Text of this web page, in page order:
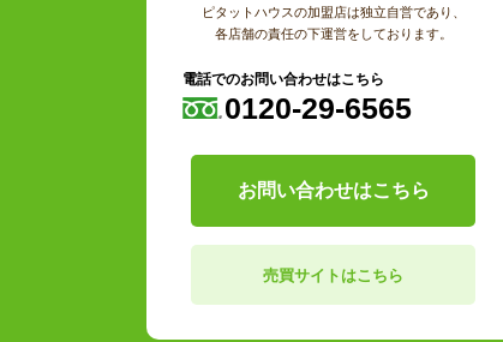
ピタットハウスの加盟店は独立自営であり、
各店舗の責任の下運営をしております。
電話でのお問い合わせはこちら
0120-29-6565
お問い合わせはこちら
売買サイトはこちら